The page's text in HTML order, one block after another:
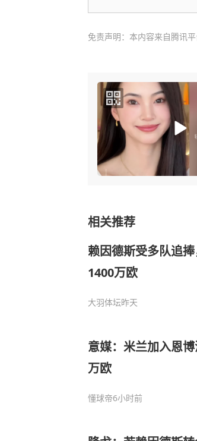
免责声明：本内容来自腾讯
相关推荐
赖因德斯受多队追
1400万欧
大羽体坛昨天
意媒：米兰加入恩
万欧
懂球帝6小时前